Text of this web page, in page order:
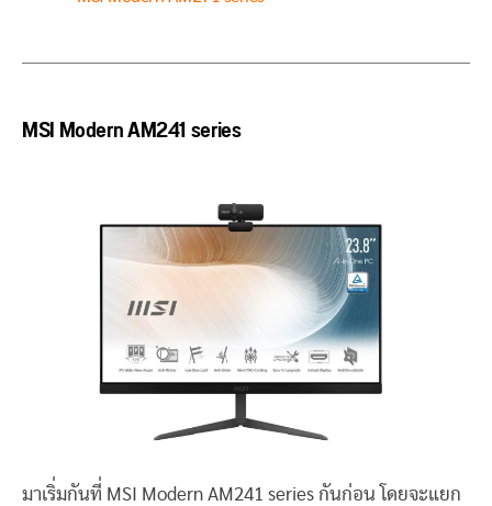
MSI Modern AM241 series
มาเริ่มกันที่ MSI Modern AM241 series กันก่อน โดยจะแยก